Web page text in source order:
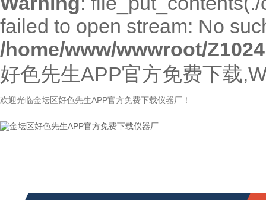
failed to open stream: No
/home/www/wwwroot/
好色先生APP官方免费下载
欢迎光临金坛区好色先生APP官方免费下载仪器厂！